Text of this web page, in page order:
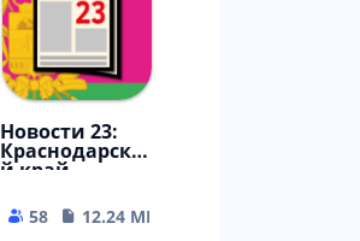
Новости 23:
Краснодарски
й край
58
12.24 MB